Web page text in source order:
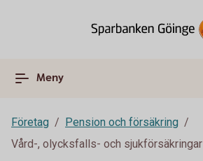
Meny
Företag
Pension och försäkring
Vård-, olycksfalls- och sjukförsäkringar